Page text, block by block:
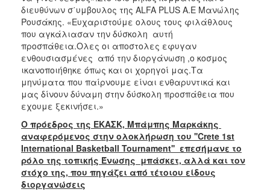
διευθύνων σ΄υμβουλος της ALFA PLUS A.E Μανώλης
Ρουσάκης. «Ευχαριστούμε ολους τους φιλάθλους
που αγκάλιασαν την δύσκολη αυτή
προσπάθεια.Ολες οι αποστολες εφυγαν
ενθουσιασμένες από την διοργάνωση ,ο κοσμος
ικανοποιήθηκε όπως και οι χορηγοί μας.Τα
μηνύματα που παίρνουμε είναι ενθαρυντικά και
μας δίνουν δύναμη στην δύσκολη προσπάθεια που
εχουμε ξεκινήσει.»
Ο πρόεδρος της ΕΚΑΣΚ, Μπάμπης Μαρκάκης
αναφερόμενος στην ολοκλήρωση του ''Crete 1st
International Basketball Tournament'' επεσήμανε το
ρόλο της τοπικής Ένωσης μπάσκετ, αλλά και τον
στόχο της, που πηγάζει από τέτοιου είδους
διοργανώσεις